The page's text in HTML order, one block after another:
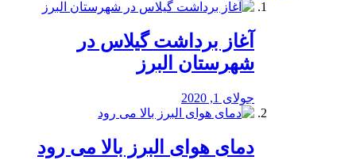
آغاز برداشت گیلاس در
شهرستان البرز
جولای 1, 2020
دمای هوای البرز بالا می رود